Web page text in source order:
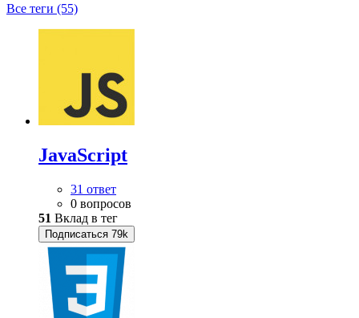
Все теги (55)
JavaScript
31 ответ
0 вопросов
51 Вклад в тег
Подписаться 79k